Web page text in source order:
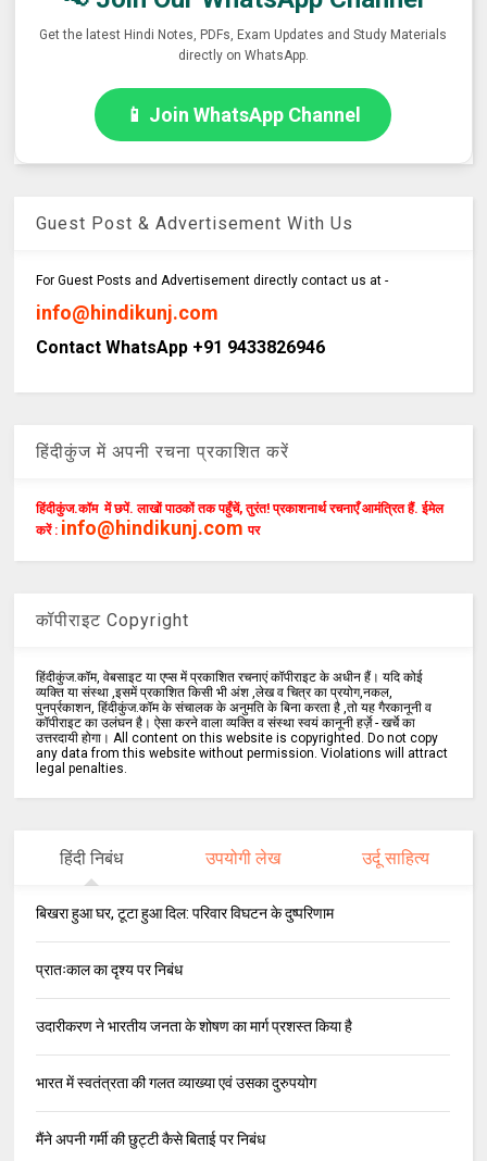
Get the latest Hindi Notes, PDFs, Exam Updates and Study Materials
directly on WhatsApp.
📱 Join WhatsApp Channel
Guest Post & Advertisement With Us
For Guest Posts and Advertisement directly contact us at -
info@hindikunj.com
Contact WhatsApp +91 9433826946
हिंदीकुंज में अपनी रचना प्रकाशित करें
हिंदीकुंज.कॉम में छपें. लाखों पाठकों तक पहुँचें, तुरंत! प्रकाशनार्थ रचनाएँ आमंत्रित हैं. ईमेल
करें : info@hindikunj.com पर
कॉपीराइट Copyright
हिंदीकुंज.कॉम, वेबसाइट या एप्स में प्रकाशित रचनाएं कॉपीराइट के अधीन हैं। यदि कोई
व्यक्ति या संस्था ,इसमें प्रकाशित किसी भी अंश ,लेख व चित्र का प्रयोग,नकल,
पुनर्प्रकाशन, हिंदीकुंज.कॉम के संचालक के अनुमति के बिना करता है ,तो यह गैरकानूनी व
कॉपीराइट का उलंघन है। ऐसा करने वाला व्यक्ति व संस्था स्वयं कानूनी हर्ज़े - खर्चे का
उत्तरदायी होगा। All content on this website is copyrighted. Do not copy
any data from this website without permission. Violations will attract
legal penalties.
हिंदी निबंध उपयोगी लेख उर्दू साहित्य
बिखरा हुआ घर, टूटा हुआ दिल: परिवार विघटन के दुष्परिणाम
प्रातःकाल का दृश्य पर निबंध
उदारीकरण ने भारतीय जनता के शोषण का मार्ग प्रशस्त किया है
भारत में स्वतंत्रता की गलत व्याख्या एवं उसका दुरुपयोग
मैंने अपनी गर्मी की छुट्टी कैसे बिताई पर निबंध